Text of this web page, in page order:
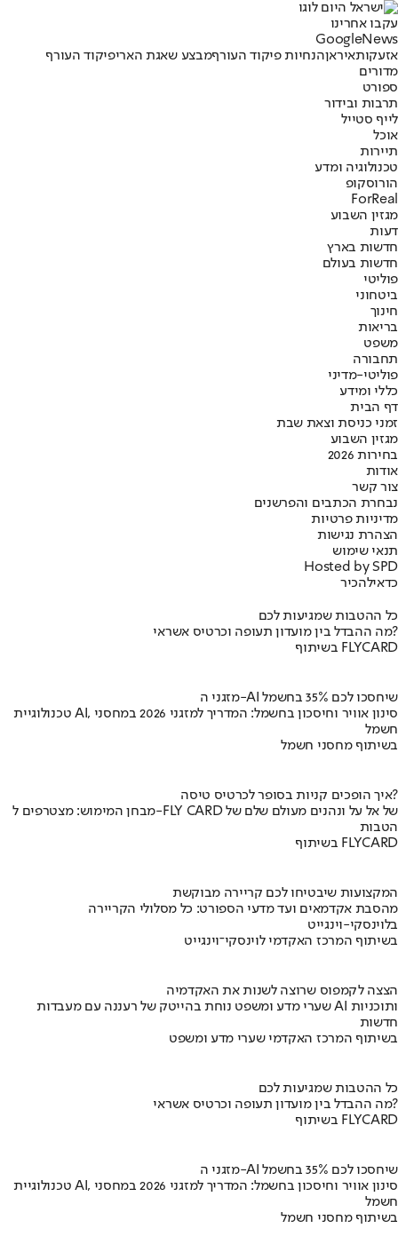
עקבו אחרינו
Googl eNews
אזעקותאיראןהנחיות פיקוד העורףמבצע שאגת האריפיקוד העורף
מדורים
ספורט
תרבות ובידור
לייף סטייל
אוכל
תיירות
טכנולוגיה ומדע
הורוסקופ
ForReal
מגזין השבוע
דעות
חדשות בארץ
חדשות בעולם
פוליטי
ביטחוני
חינוך
בריאות
משפט
תחבורה
פוליטי-מדיני
כללי ומידע
דף הבית
זמני כניסת וצאת שבת
מגזין השבוע
בחירות 2026
אודות
צור קשר
נבחרת הכתבים והפרשנים
מדיניות פרטיות
הצהרת נגישות
תנאי שימוש
Hosted by SPD
כדאילהכיר
כל ההטבות שמגיעות לכם
מה ההבדל בין מועדון תעופה וכרטיס אשראי?
בשיתוף FLYCARD
מזגני ה-AI שיחסכו לכם 35% בחשמל
טכנולוגיית AI, סינון אוויר וחיסכון בחשמל: המדריך למזגני 2026 במחסני
חשמל
בשיתוף מחסני חשמל
איך הופכים קניות בסופר לכרטיס טיסה?
מבחן המימוש: מצטרפים ל-FLY CARD של אל על ונהנים מעולם שלם של
הטבות
בשיתוף FLYCARD
המקצועות שיבטיחו לכם קריירה מבוקשת
מהסבת אקדמאים ועד מדעי הספורט: כל מסלולי הקריירה
בלוינסקי-וינגייט
בשיתוף המרכז האקדמי לוינסקי־וינגייט
הצצה לקמפוס שרוצה לשנות את האקדמיה
שערי מדע ומשפט נוחת בהייטק של רעננה עם מעבדות AI ותוכניות
חדשות
בשיתוף המרכז האקדמי שערי מדע ומשפט
כל ההטבות שמגיעות לכם
מה ההבדל בין מועדון תעופה וכרטיס אשראי?
בשיתוף FLYCARD
מזגני ה-AI שיחסכו לכם 35% בחשמל
טכנולוגיית AI, סינון אוויר וחיסכון בחשמל: המדריך למזגני 2026 במחסני
חשמל
בשיתוף מחסני חשמל